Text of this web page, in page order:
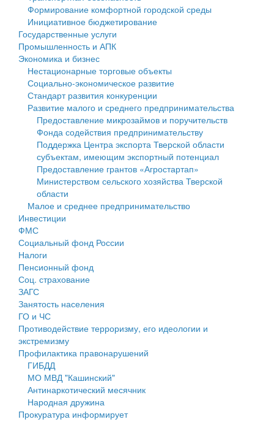
Государственные услуги
Промышленность и АПК
Экономика и бизнес
Символика
Устав
Гостям округа
Туризм
Культура
Образование
Здравоохранение
Социальная защита
Фотоальбом
муниципального округа Тверской области
Администрация Кашинского муниципального округа
Тверской области
Управление сельскими территориями
Открытые данные
Работа с обращениями граждан
Муниципальный контроль
Муниципальные услуги
Проекты административных регламентов
Антимонопольный комплаенс
Противодействие коррупции
Финансовое управление
Бюджет для граждан
Имущество
Выявление правообладателей ранее учтенных
объектов недвижимости
Имущественная поддержка субъектов малого и
среднего предпринимательства
Информационная поддержка субъектов малого и
среднего предпринимательства
Муниципальные программы
Контрольно-счетная палата
Персональные данные
Оценка регулирующего воздействия
Деятельность МУ
Нормативы градостроительного проектирования
Правила землепользования и застройки
Генеральные планы
Формирование комфортной городской среды
Инициативное бюджетирование
Государственные услуги
Промышленность и АПК
Экономика и бизнес
Нестационарные торговые объекты
Социально-экономическое развитие
Стандарт развития конкуренции
Развитие малого и среднего предпринимательства
Предоставление микрозаймов и поручительств
Фонда содействия предпринимательству
Поддержка Центра экспорта Тверской области
субъектам, имеющим экспортный потенциал
Предоставление грантов «Агростартап»
Министерством сельского хозяйства Тверской
области
Малое и среднее предпринимательство
Инвестиции
ФМС
Социальный фонд России
Налоги
Пенсионный фонд
Соц. страхование
ЗАГС
Занятость населения
ГО и ЧС
Противодействие терроризму, его идеологии и
экстремизму
Профилактика правонарушений
ГИБДД
МО МВД "Кашинский"
Антинаркотический месячник
Народная дружина
Прокуратура информирует